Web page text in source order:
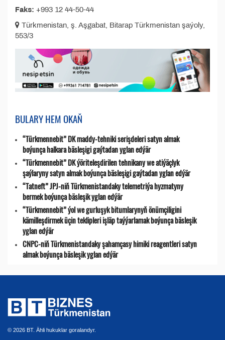
Faks: +993 12 44-50-44
Türkmenistan, ş. Aşgabat, Bitarap Türkmenistan şaýoly,
553/3
BULARY HEM OKAŇ
“Türkmennebit” DK maddy-tehniki serişdeleri satyn almak
boýunça halkara bäsleşigi gaýtadan yglan edýär
“Türkmennebit” DK ýöriteleşdirilen tehnikany we atiýäçlyk
şaýlaryny satyn almak boýunça bäsleşigi gaýtadan yglan edýär
“Tatneft” JPJ-niň Türkmenistandaky telemetriýa hyzmatyny
bermek boýunça bäsleşik yglan edýär
“Türkmennebit” ýol we gurluşyk bitumlarynyň önümçiligini
kämilleşdirmek üçin teklipleri işläp taýýarlamak boýunça bäsleşik
yglan edýär
CNPC-niň Türkmenistandaky şahamçasy himiki reagentleri satyn
almak boýunça bäsleşik yglan edýär
© 2026 BT. Ähli hukuklar goralandyr.